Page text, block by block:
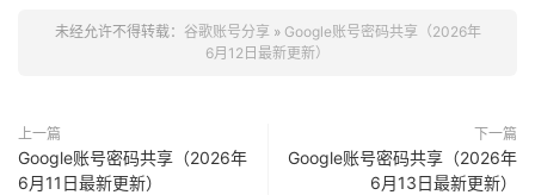
未经允许不得转载： 谷歌账号分享 » Google账号密码共享（2026年
6月12日最新更新）
上一篇
Google账号密码共享（2026年
6月11日最新更新）
下一篇
Google账号密码共享（2026年
6月13日最新更新）